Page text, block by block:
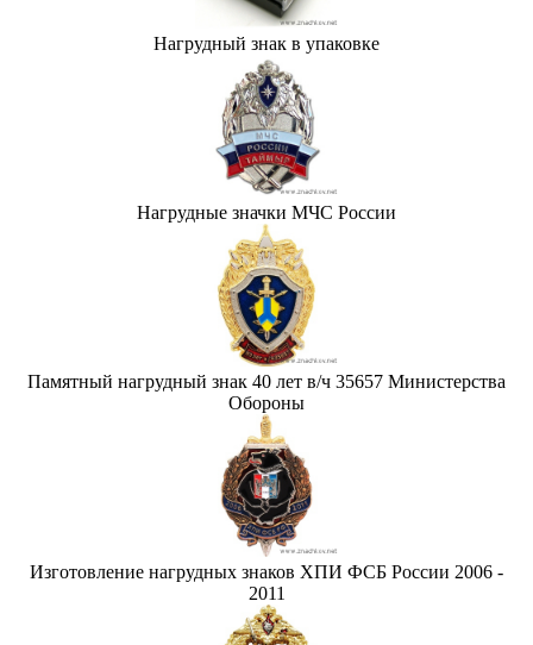
Нагрудный знак в упаковке
Нагрудные значки МЧС России
Памятный нагрудный знак 40 лет в/ч 35657 Министерства
Обороны
Изготовление нагрудных знаков ХПИ ФСБ России 2006 -
2011